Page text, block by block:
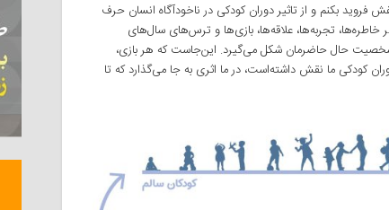
بکنم و از تاثیر دوران کودکی در ناخودآگاه انسان حرف
تجربه‌ها، علاقه‌ها، بازی‌ها و ترس‌های سال‌های
شخصیت حال حاضرمان شکل می‌گیرد. این‌جاست که هر بازی،
کودکی ما نقش داشته‌است، در ما اثری به جا می‌گذارد که تا